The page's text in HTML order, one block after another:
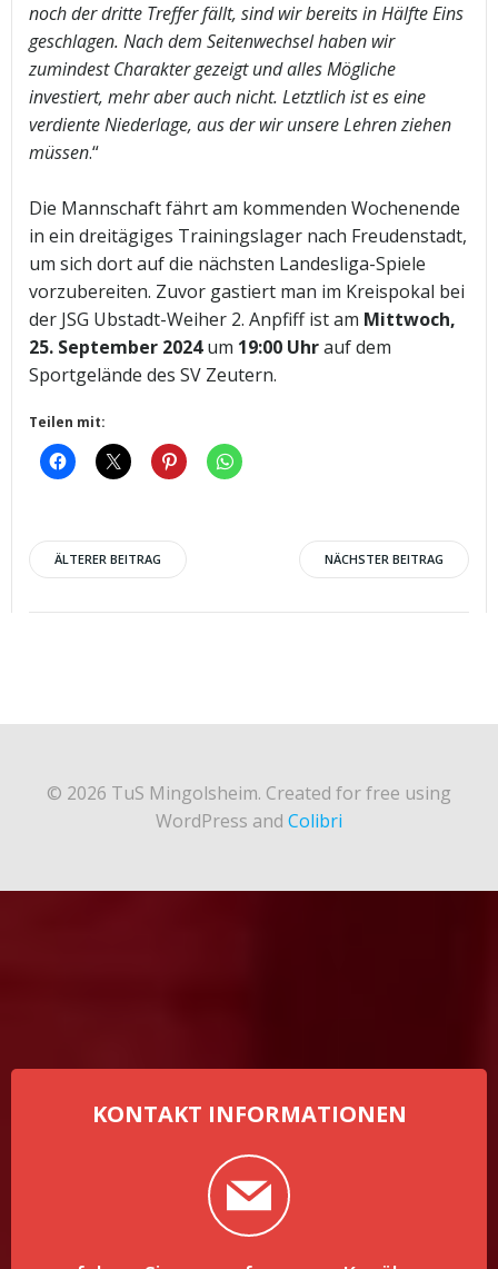
noch der dritte Treffer fällt, sind wir bereits in Hälfte Eins
geschlagen. Nach dem Seitenwechsel haben wir
zumindest Charakter gezeigt und alles Mögliche
investiert, mehr aber auch nicht. Letztlich ist es eine
verdiente Niederlage, aus der wir unsere Lehren ziehen
müssen.“
Die Mannschaft fährt am kommenden Wochenende
in ein dreitägiges Trainingslager nach Freudenstadt,
um sich dort auf die nächsten Landesliga-Spiele
vorzubereiten. Zuvor gastiert man im Kreispokal bei
der JSG Ubstadt-Weiher 2. Anpfiff ist am Mittwoch,
25. September 2024um 19:00 Uhrauf dem
Sportgelände des SV Zeutern.
Teilen mit:
Post
navigation
ÄLTERER BEITRAG
Post
navigation
NÄCHSTER BEITRAG
© 2026 TuS Mingolsheim. Created for free using
WordPress and Colibri
KONTAKT INFORMATIONEN